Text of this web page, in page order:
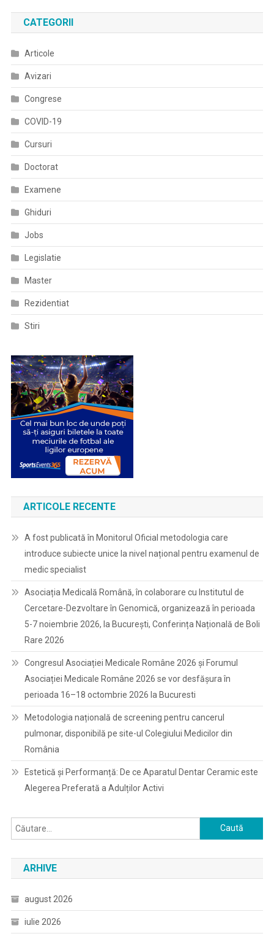
Și
Pentru
Ventilatoare
CATEGORII
Articole
Avizari
Congrese
COVID-19
Cursuri
Doctorat
Examene
Ghiduri
Jobs
Legislatie
Master
Rezidentiat
Stiri
ARTICOLE RECENTE
A fost publicată în Monitorul Oficial metodologia care
introduce subiecte unice la nivel național pentru examenul de
medic specialist
Asociația Medicală Română, în colaborare cu Institutul de
Cercetare-Dezvoltare în Genomică, organizează în perioada
5-7 noiembrie 2026, la București, Conferința Națională de Boli
Rare 2026
Congresul Asociației Medicale Române 2026 și Forumul
Asociației Medicale Române 2026 se vor desfășura în
perioada 16–18 octombrie 2026 la Bucuresti
Metodologia națională de screening pentru cancerul
pulmonar, disponibilă pe site-ul Colegiului Medicilor din
România
Estetică și Performanță: De ce Aparatul Dentar Ceramic este
Alegerea Preferată a Adulților Activi
Caută
după:
ARHIVE
august 2026
iulie 2026